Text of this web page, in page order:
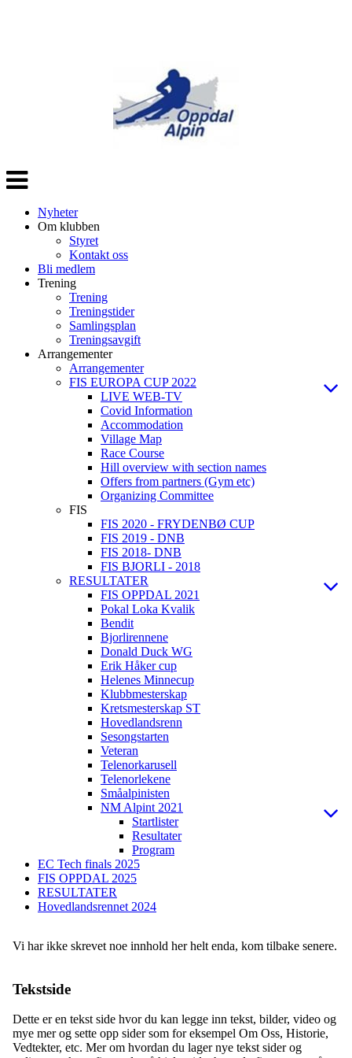
Veksle
navigasjon
Nyheter
Om klubben
Styret
Kontakt oss
Bli medlem
Trening
Trening
Treningstider
Samlingsplan
Treningsavgift
Arrangementer
Arrangementer
FIS EUROPA CUP 2022
LIVE WEB-TV
Covid Information
Accommodation
Village Map
Race Course
Hill overview with section names
Offers from partners (Gym etc)
Organizing Committee
FIS
FIS 2020 - FRYDENBØ CUP
FIS 2019 - DNB
FIS 2018- DNB
FIS BJORLI - 2018
RESULTATER
FIS OPPDAL 2021
Pokal Loka Kvalik
Bendit
Bjorlirennene
Donald Duck WG
Erik Håker cup
Helenes Minnecup
Klubbmesterskap
Kretsmesterskap ST
Hovedlandsrenn
Sesongstarten
Veteran
Telenorkarusell
Telenorlekene
Småalpinisten
NM Alpint 2021
Startlister
Resultater
Program
EC Tech finals 2025
FIS OPPDAL 2025
RESULTATER
Hovedlandsrennet 2024
Vi har ikke skrevet noe innhold her helt enda, kom tilbake senere.
Tekstside
Dette er en tekst side hvor du kan legge inn tekst, bilder, video og
mye mer og sette opp sider som for eksempel Om Oss, Historie,
Vedtekter, etc. Mer om hvordan du lager nye tekst sider og